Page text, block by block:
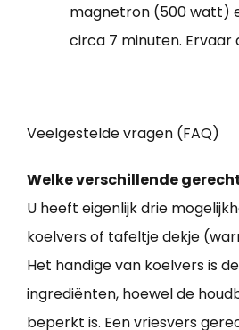
magnetron (500 watt)
circa 7 minuten. Ervaar
Veelgestelde vragen (FAQ)
Welke verschillende
U heeft eigenlijk drie
koelvers of tafeltje dekje
Het handige van koelvers is
ingrediënten, hoewel de
beperkt is. Een vriesvers